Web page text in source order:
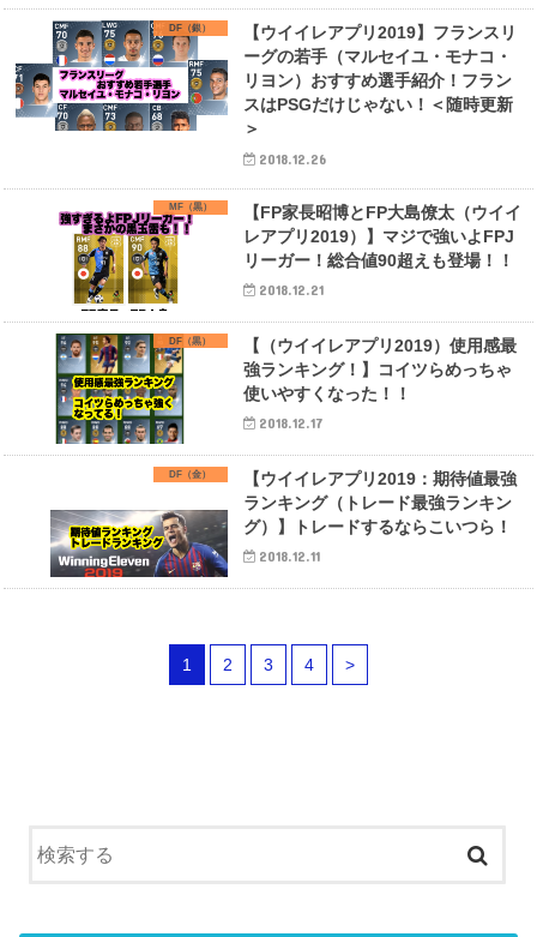
DF（銀）
【ウイイレアプリ2019】フランスリ
ーグの若手（マルセイユ・モナコ・
リヨン）おすすめ選手紹介！フラン
スはPSGだけじゃない！＜随時更新
＞
2018.12.26
MF（黒）
【FP家長昭博とFP大島僚太（ウイイ
レアプリ2019）】マジで強いよFPJ
リーガー！総合値90超えも登場！！
2018.12.21
DF（黒）
【（ウイイレアプリ2019）使用感最
強ランキング！】コイツらめっちゃ
使いやすくなった！！
2018.12.17
DF（金）
【ウイイレアプリ2019：期待値最強
ランキング（トレード最強ランキン
グ）】トレードするならこいつら！
2018.12.11
1 2 3 4 >